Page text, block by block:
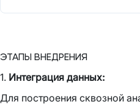
ЭТАПЫ ВНЕДРЕНИЯ
1. Интеграция данных:
Для построения сквозной